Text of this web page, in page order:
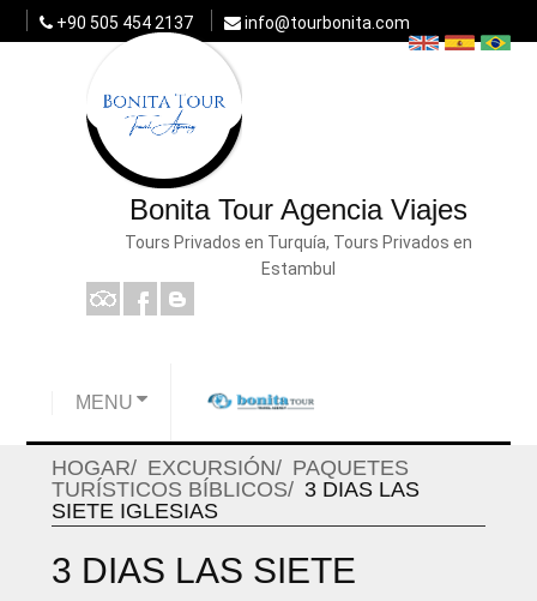
+90 505 454 2137 info@tourbonita.com
Bonita Tour Agencia Viajes
Tours Privados en Turquía, Tours Privados en
Estambul
MENU
HOGAR EXCURSIÓN
PAQUETES
TURÍSTICOS BÍBLICOS
3 DIAS LAS
SIETE IGLESIAS
3 DIAS LAS SIETE